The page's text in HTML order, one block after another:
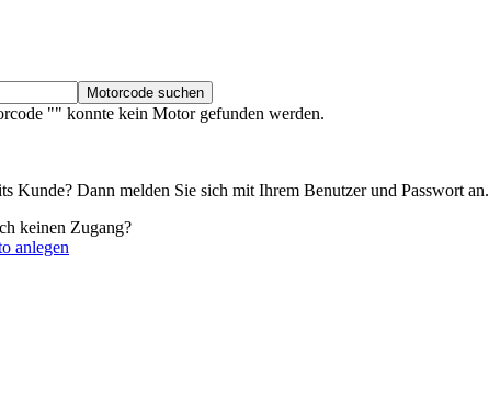
Motorcode suchen
"" konnte kein Motor gefunden werden.
Kunde? Dann melden Sie sich mit Ihrem Benutzer und Passwort an.
keinen Zugang?
anlegen